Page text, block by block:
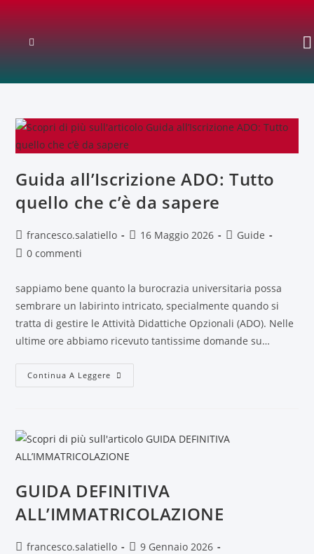
Guida all’Iscrizione ADO: Tutto
quello che c’è da sapere
francesco.salatiello 16 Maggio 2026
Guide
0 commenti
sappiamo bene quanto la burocrazia universitaria possa
sembrare un labirinto intricato, specialmente quando si
tratta di gestire le Attività Didattiche Opzionali (ADO). Nelle
ultime ore abbiamo ricevuto tantissime domande su…
Continua A Leggere
GUIDA DEFINITIVA
ALL’IMMATRICOLAZIONE
francesco.salatiello
9 Gennaio 2026